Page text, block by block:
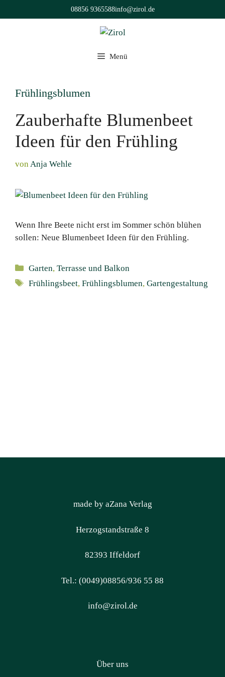
Inhalt
08856 9365588info@zirol.de
Menü
Frühlingsblumen
Zauberhafte Blumenbeet
Ideen für den Frühling
von Anja Wehle
Wenn Ihre Beete nicht erst im Sommer schön blühen
sollen: Neue Blumenbeet Ideen für den Frühling.
Kategorien
Garten,Terrasse und Balkon
Schlagwörter
Frühlingsbeet,Frühlingsblumen,Gartengestaltung
made by aZana Verlag
Herzogstandstraße 8
82393 Iffeldorf
Tel.: (0049)08856/936 55 88
info@zirol.de
Über uns